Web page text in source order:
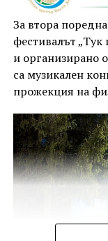
За втора
фестивалът „Тук
и организирано
са музикален
прожекция на